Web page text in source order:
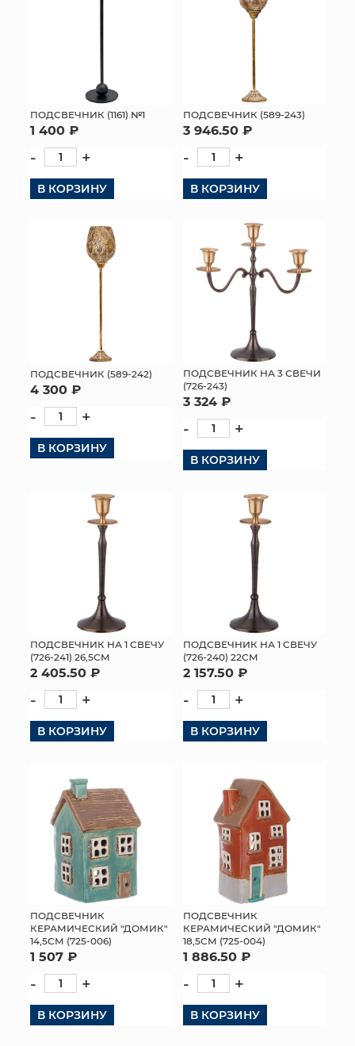
ПОДСВЕЧНИК (1161) №1
1 400 ₽
- +
В КОРЗИНУ
ПОДСВЕЧНИК (589-243)
3 946.50 ₽
- +
В КОРЗИНУ
ПОДСВЕЧНИК (589-242)
4 300 ₽
- +
В КОРЗИНУ
ПОДСВЕЧНИК НА 3 СВЕЧИ
(726-243)
3 324 ₽
- +
В КОРЗИНУ
ПОДСВЕЧНИК НА 1 СВЕЧУ
(726-241) 26,5СМ
2 405.50 ₽
- +
В КОРЗИНУ
ПОДСВЕЧНИК НА 1 СВЕЧУ
(726-240) 22СМ
2 157.50 ₽
- +
В КОРЗИНУ
ПОДСВЕЧНИК
КЕРАМИЧЕСКИЙ "ДОМИК"
14,5СМ (725-006)
1 507 ₽
- +
В КОРЗИНУ
ПОДСВЕЧНИК
КЕРАМИЧЕСКИЙ "ДОМИК"
18,5СМ (725-004)
1 886.50 ₽
- +
В КОРЗИНУ